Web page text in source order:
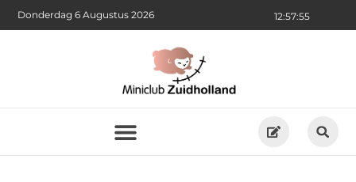
12:57:55
Donderdag 6 Augustus 2026